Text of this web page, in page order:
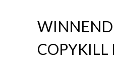
COPYKILL